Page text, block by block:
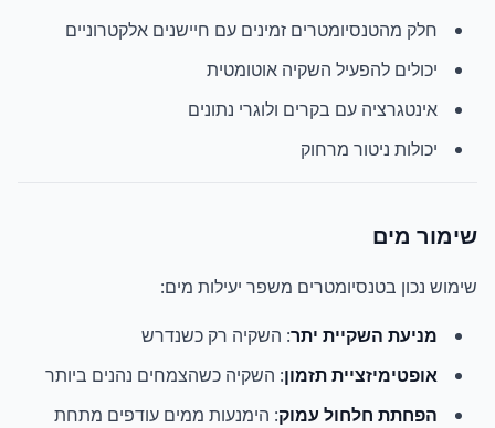
חלק מהטנסיומטרים זמינים עם חיישנים אלקטרוניים
יכולים להפעיל השקיה אוטומטית
אינטגרציה עם בקרים ולוגרי נתונים
יכולות ניטור מרחוק
שימור מים
שימוש נכון בטנסיומטרים משפר יעילות מים:
מניעת השקיית יתר: השקיה רק כשנדרש
אופטימיזציית תזמון: השקיה כשהצמחים נהנים ביותר
הפחתת חלחול עמוק: הימנעות ממים עודפים מתחת